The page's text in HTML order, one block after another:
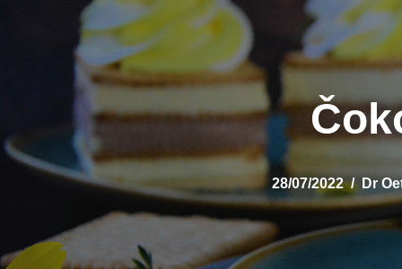
28/07/2022 Dr